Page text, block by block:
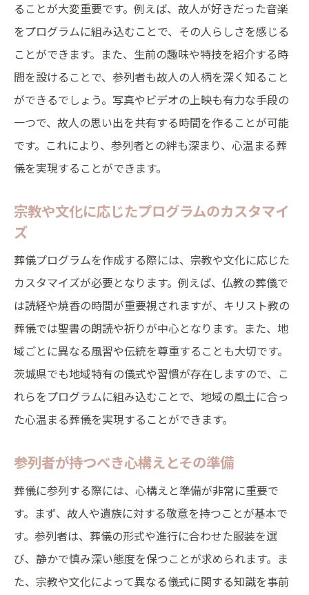
プログラムの時間配分とその調整方法
参列者に寄り添う葬儀プログラムの作り方
参列者の心に響くメッセージの選び方
感動を呼ぶ音楽や詩の選定
参列者の参加意識を高めるプログラムの設
計
参列者の声を取り入れたプログラムの作成
行
心を込めたプログラム設計の基本
実行の際に気を付けるべきポイント
予定通り進行するためのリハーサルの重要
性
参列者との連携を図るためのコミュニケー
ション
心の準備を整えるためのガイドライン
プログラム終了後のフォローアップ
忘れられない葬儀にするためのプログラムの工
夫
記憶に残るプログラムの作成ポイント
感動的な演出のアイデア
参列者も参加できるワークショップの導入
ることが大変重要です。例えば、故人が好きだった音楽
をプログラムに組み込むことで、その人らしさを感じる
ことができます。また、生前の趣味や特技を紹介する時
間を設けることで、参列者も故人の人柄を深く知ること
ができるでしょう。写真やビデオの上映も有力な手段の
一つで、故人の思い出を共有する時間を作ることが可能
です。これにより、参列者との絆も深まり、心温まる葬
儀を実現することができます。
宗教や文化に応じたプログラムのカスタマイ
ズ
葬儀プログラムを作成する際には、宗教や文化に応じた
カスタマイズが必要となります。例えば、仏教の葬儀で
は読経や焼香の時間が重要視されますが、キリスト教の
葬儀では聖書の朗読や祈りが中心となります。また、地
域ごとに異なる風習や伝統を尊重することも大切です。
茨城県でも地域特有の儀式や習慣が存在しますので、こ
れらをプログラムに組み込むことで、地域の風土に合っ
た心温まる葬儀を実現することができます。
参列者が持つべき心構えとその準備
葬儀に参列する際には、心構えと準備が非常に重要で
す。まず、故人や遺族に対する敬意を持つことが基本で
す。参列者は、葬儀の形式や進行に合わせた服装を選
び、静かで慎み深い態度を保つことが求められます。ま
た、宗教や文化によって異なる儀式に関する知識を事前